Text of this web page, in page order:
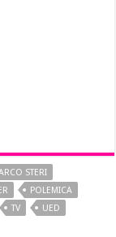
STERI
POLEMICA
TV
UED